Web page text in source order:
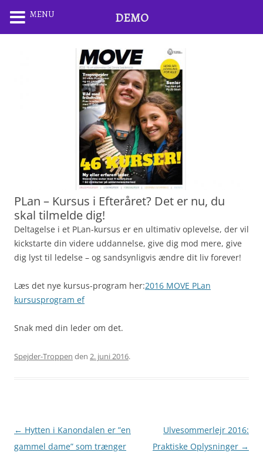
PLan – Kursus i Efteråret? Det er nu, du
skal tilmelde dig!
Deltagelse i et PLan-kursus er en ultimativ oplevelse, der vil
kickstarte din videre uddannelse, give dig mod mere, give
dig lyst til ledelse – og sandsynligvis ændre dit liv forever!
Læs det nye kursus-program her:2016 MOVE PLan
kursusprogram ef
Snak med din leder om det.
Spejder-Troppen den 2. juni 2016.
Artikel
navigation
← Hytten i Kanondalen er ”en
gammel dame” som trænger
Ulvesommerlejr 2016:
Praktiske Oplysninger →
MENU DEMO